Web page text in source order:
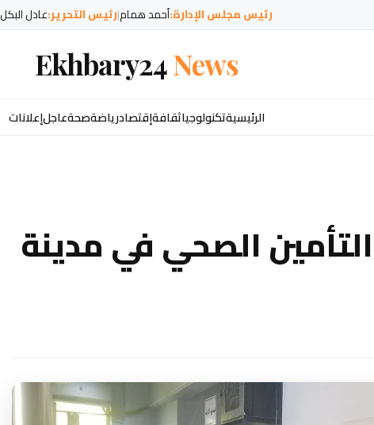
رئيس مجلس الإدارة:أحمد همام|رئيس التحرير:عادل البكل
Ekhbary24News
الرئيسيةتكنولوجياثقافةإقتصادرياضةصحةعاجلإعلانات
الصحي في مدينة